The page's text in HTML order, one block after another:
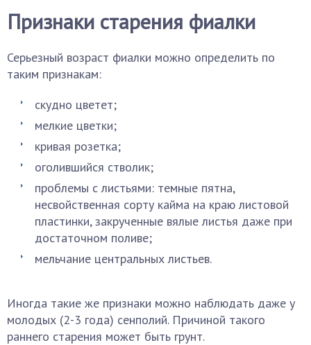
Признаки старения фиалки
Серьезный возраст фиалки можно определить по
таким признакам:
скудно цветет;
мелкие цветки;
кривая розетка;
оголившийся стволик;
проблемы с листьями: темные пятна,
несвойственная сорту кайма на краю листовой
пластинки, закрученные вялые листья даже при
достаточном поливе;
мельчание центральных листьев.
Иногда такие же признаки можно наблюдать даже у
молодых (2-3 года) сенполий. Причиной такого
раннего старения может быть грунт.